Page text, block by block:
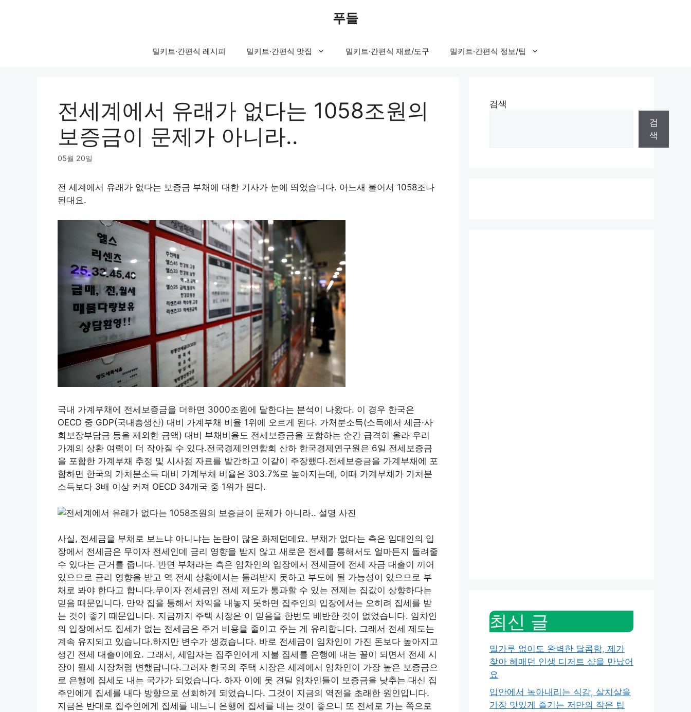
푸들
밀키트·간편식 레시피 밀키트·간편식 맛집 밀키트·간편식 재료/도구 밀키트·간편식 정보/팁
전세계에서 유래가 없다는 1058조원의
보증금이 문제가 아니라..
05월 20일
전 세계에서 유래가 없다는 보증금 부채에 대한 기사가 눈에 띄었습니다. 어느새 불어서 1058조나
된대요.
국내 가계부채에 전세보증금을 더하면 3000조원에 달한다는 분석이 나왔다. 이 경우 한국은
OECD 중 GDP(국내총생산) 대비 가계부채 비율 1위에 오르게 된다. 가처분소득(소득에서 세금·사
회보장부담금 등을 제외한 금액) 대비 부채비율도 전세보증금을 포함하는 순간 급격히 올라 우리
가계의 상환 여력이 더 작아질 수 있다.전국경제인연합회 산하 한국경제연구원은 6일 전세보증금
을 포함한 가계부채 추정 및 시사점 자료를 발간하고 이같이 주장했다.전세보증금을 가계부채에 포
함하면 한국의 가처분소득 대비 가계부채 비율은 303.7%로 높아지는데, 이때 가계부채가 가처분
소득보다 3배 이상 커져 OECD 34개국 중 1위가 된다.
사실, 전세금을 부채로 보느냐 아니냐는 논란이 많은 화제던데요. 부채가 없다는 측은 임대인의 입
장에서 전세금은 무이자 전세인데 금리 영향을 받지 않고 새로운 전세를 통해서도 얼마든지 돌려줄
수 있다는 근거를 줍니다. 반면 부채라는 측은 임차인의 입장에서 전세금에 전세 자금 대출이 끼어
있으므로 금리 영향을 받고 역 전세 상황에서는 돌려받지 못하고 부도에 될 가능성이 있으므로 부
채로 봐야 한다고 합니다.무이자 전세금인 전세 제도가 통과할 수 있는 전제는 집값이 상향하다는
믿음 때문입니다. 만약 집을 통해서 차익을 내놓지 못하면 집주인의 입장에서는 오히려 집세를 받
는 것이 좋기 때문입니다. 지금까지 주택 시장은 이 믿음을 한번도 배반한 것이 없었습니다. 임차인
의 입장에서도 집세가 없는 전세금은 주거 비용을 줄이고 주는 게 유리합니다. 그래서 전세 제도는
계속 유지되고 있습니다.하지만 변수가 생겼습니다. 바로 전세금이 임차인이 가진 돈보다 높아지고
생긴 전세 대출이에요. 그래서, 세입자는 집주인에게 지불 집세를 은행에 내는 꼴이 되면서 전세 시
장이 월세 시장처럼 변했답니다.그러자 한국의 주택 시장은 세계에서 임차인이 가장 높은 보증금으
로 은행에 집세도 내는 국가가 되었습니다. 하자 이에 못 견딜 임차인들이 보증금을 낮추는 대신 집
주인에게 집세를 내다 방향으로 선회하게 되었습니다. 그것이 지금의 역전을 초래한 원인입니다.
지금은 반대로 집주인에게 집세를 내느니 은행에 집세를 내는 것이 좋으니 또 전세로 가는 쪽으로
검색
검
색
최신 글
밀가루 없이도 완벽한 달콤함, 제가
찾아 헤매던 인생 디저트 샵을 만났어
요
입안에서 녹아내리는 식감, 살치살을
가장 맛있게 즐기는 저만의 작은 팁